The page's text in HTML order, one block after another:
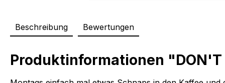
Beschreibung Bewertungen
Produktinformationen "DON'T